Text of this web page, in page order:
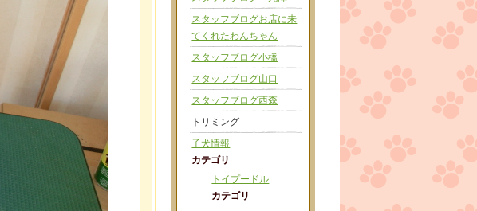
スタッフブログお店に来
てくれたわんちゃん
スタッフブログ小橋
スタッフブログ山口
スタッフブログ西森
トリミング
子犬情報
カテゴリ
トイプードル
カテゴリ